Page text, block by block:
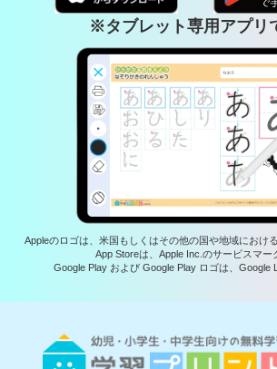
※タブレット専用アプリ
Appleのロゴは、米国もしくはその他の国や地域におけ
App Storeは、Apple Inc.のサービスマー
Google Play および Google Play ロゴは、Google